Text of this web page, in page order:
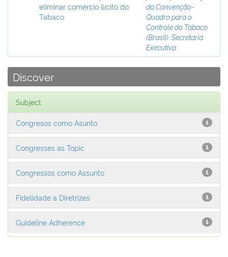
eliminar comércio ilícito do
Tabaco
da Convenção-
Quadro para o
Controle do Tabaco
(Brasil). Secretaria
Executiva
Discover
Subject
1
Congresos como Asunto
1
Congresses as Topic
1
Congressos como Assunto
1
Fidelidade a Diretrizes
1
Guideline Adherence